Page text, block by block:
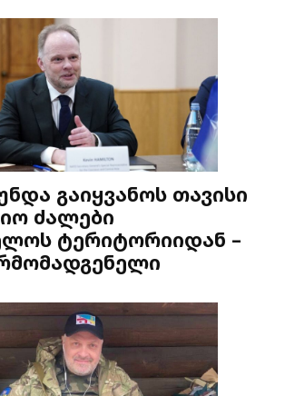
გაიყვანოს თავისი
ძალები
ტერიტორიიდან –